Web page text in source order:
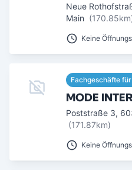
Neue
Main
Keine
Fachgeschäfte
MODE
Poststraße 3,
(171.87km)
Keine